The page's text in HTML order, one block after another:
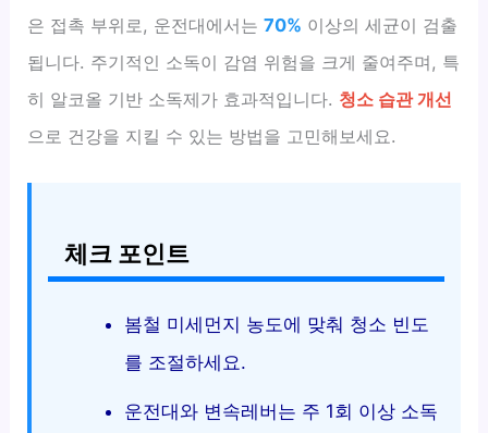
은 접촉 부위로, 운전대에서는70% 이상의 세균이 검출
됩니다. 주기적인 소독이 감염 위험을 크게 줄여주며, 특
히 알코올 기반 소독제가 효과적입니다. 청소 습관 개선
으로 건강을 지킬 수 있는 방법을 고민해보세요.
체크 포인트
봄철 미세먼지 농도에 맞춰 청소 빈도
를 조절하세요.
운전대와 변속레버는 주 1회 이상 소독